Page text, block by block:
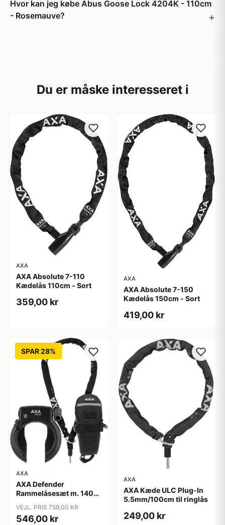
Hvor kan jeg købe Abus Goose Lock 4204K - 110cm
- Rosemauve?
Du er måske interesseret i
AXA
AXA Absolute 7-110
Kædelås 110cm - Sort
359,00 kr
AXA
AXA Absolute 7-150
Kædelås 150cm - Sort
419,00 kr
SPAR 28%
AXA
AXA Defender
Rammelåsesæt m. 140
VEJL. PRIS 759,00 KR
546,00 kr
AXA
AXA Kæde ULC Plug-In
5.5mm/100cm til ringlås
249,00 kr